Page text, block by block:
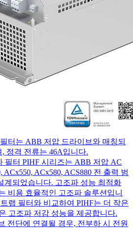
터는 ABB 저압 드라이브와 매칭되
정격 전류는 46A입니다.
필터 PIHF 시리즈는 ABB 저압 AC
ACx550, ACx580, ACS880 전 출력 범
계되었습니다. 고조파 성능 최적화
비용 효율적인 고조파 솔루션입니
랩 필터와 비교하여 PIHF는 더 작은
고조파 저감 성능을 제공합니다.
전단에 연결될 경우, 전부하 시 전원